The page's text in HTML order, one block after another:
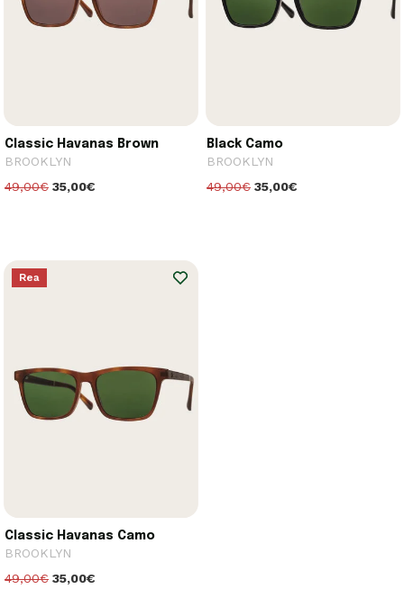
Classic Havanas Brown
BROOKLYN
49,00€ 35,00€
Black Camo
BROOKLYN
49,00€ 35,00€
Rea
Classic Havanas Camo
BROOKLYN
49,00€ 35,00€